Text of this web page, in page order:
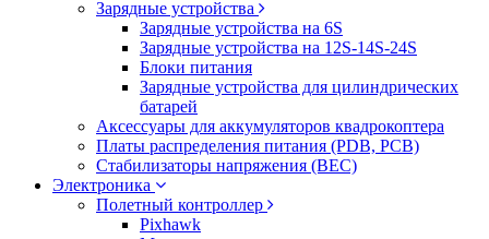
Зарядные устройства
Зарядные устройства на 6S
Зарядные устройства на 12S-14S-24S
Блоки питания
Зарядные устройства для цилиндрических
батарей
Аксессуары для аккумуляторов квадрокоптера
Платы распределения питания (PDB, PCB)
Стабилизаторы напряжения (BEC)
Электроника
Полетный контроллер
Pixhawk